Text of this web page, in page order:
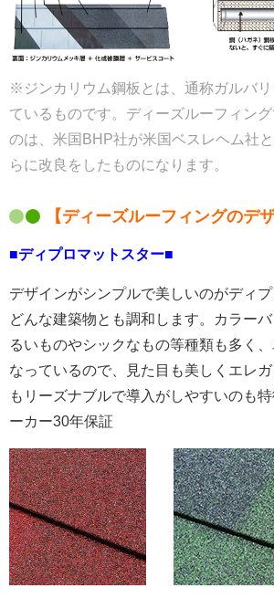
※ジンカリウム鋼板とは、通称ガルバ
ているものです。ディーズルーフィン
のは、米国BHP社が米国ベスレヘム社
らに改良をしたものになります。
【ディーズルーフィングのデザ
■ディプロマットスター■
デザインがシンプルで美しいのがディ
どんな建築物とも調和します。カラー
るいものやシックなもの等種類も多く
なっているので、見た目も美しくエレ
もリーズナブルで導入がしやすいのも
ーカー30年保証